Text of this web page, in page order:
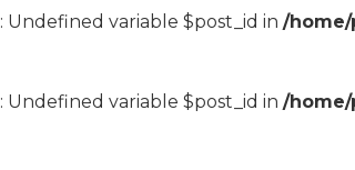
: Undefined variable $post_id in/
: Undefined variable $post_id in/